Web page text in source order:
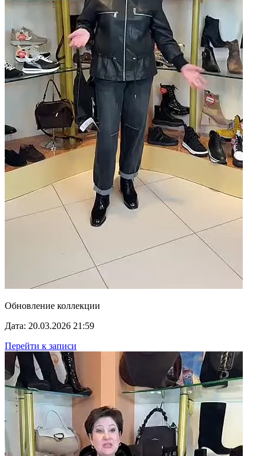
Обновление коллекции
Дата: 20.03.2026 21:59
Перейти к записи